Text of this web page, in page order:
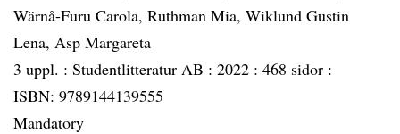
Wärnå-Furu Carola, Ruthman Mia, Wiklund Gustin
Lena, Asp Margareta
3 uppl. : Studentlitteratur AB : 2022 : 468 sidor :
ISBN: 9789144139555
Mandatory